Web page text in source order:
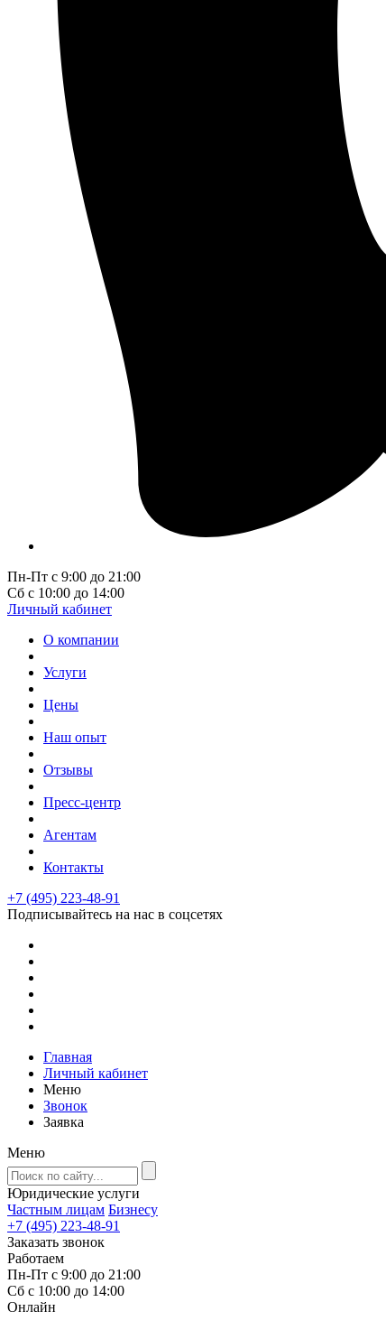
Пн-Пт с 9:00 до 21:00
Сб с 10:00 до 14:00
Личный кабинет
О компании
Услуги
Цены
Наш опыт
Отзывы
Пресс-центр
Агентам
Контакты
+7 (495) 223-48-91
Подписывайтесь на нас в соцсетях
Главная
Личный кабинет
Меню
Звонок
Заявка
Меню
Юридические услуги
Частным лицам Бизнесу
+7 (495) 223-48-91
Заказать звонок
Работаем
Пн-Пт с 9:00 до 21:00
Сб с 10:00 до 14:00
Онлайн